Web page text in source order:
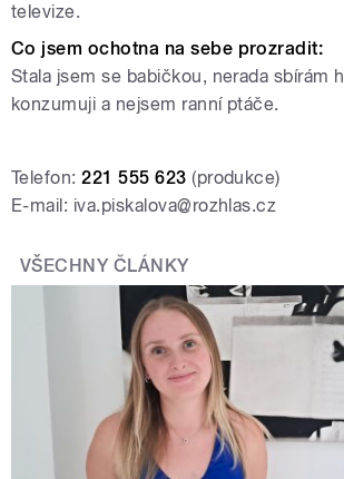
televize.
Co jsem ochotna na sebe prozradit:
Stala jsem se babičkou, nerada sbírám
konzumuji a nejsem ranní ptáče.
Telefon:221 555 623(produkce)
E-mail: iva.piskalova@rozhlas.cz
VŠECHNY ČLÁNKY